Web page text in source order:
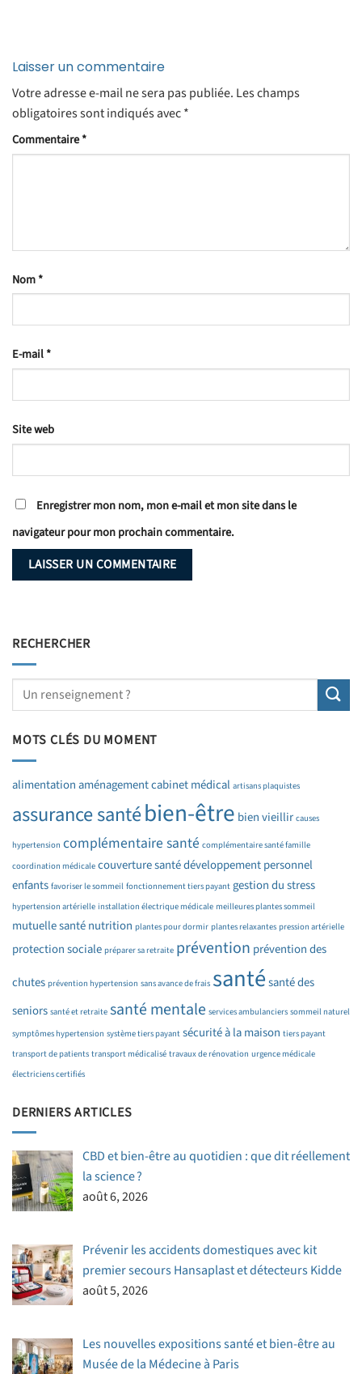
Laisser un commentaire
Votre adresse e-mail ne sera pas publiée. Les champs
obligatoires sont indiqués avec*
Commentaire*
Nom*
E-mail*
Site web
Enregistrer mon nom, mon e-mail et mon site dans le
navigateur pour mon prochain commentaire.
RECHERCHER
MOTS CLÉS DU MOMENT
alimentationaménagement cabinet médical artisans plaquistes
assurance santébien-être bien vieillir causes
hypertension complémentaire santé complémentaire santé famille
coordination médicale couverture santédéveloppement personnel
enfants favoriser le sommeil fonctionnement tiers payant gestion du stress
hypertension artérielle installation électrique médicale meilleures plantes sommeil
mutuelle santénutrition plantes pour dormir plantes relaxantes pression artérielle
protection sociale préparer sa retraite prévention prévention des
chutes prévention hypertension sans avance de frais santésanté des
seniors santé et retraite santé mentale services ambulanciers sommeil naturel
symptômes hypertension système tiers payant sécurité à la maison tiers payant
transport de patients transport médicalisé travaux de rénovation urgence médicale
électriciens certifiés
DERNIERS ARTICLES
CBD et bien-être au quotidien : que dit réellement
la science ?
août 6, 2026
Prévenir les accidents domestiques avec kit
premier secours Hansaplast et détecteurs Kidde
août 5, 2026
Les nouvelles expositions santé et bien-être au
Musée de la Médecine à Paris